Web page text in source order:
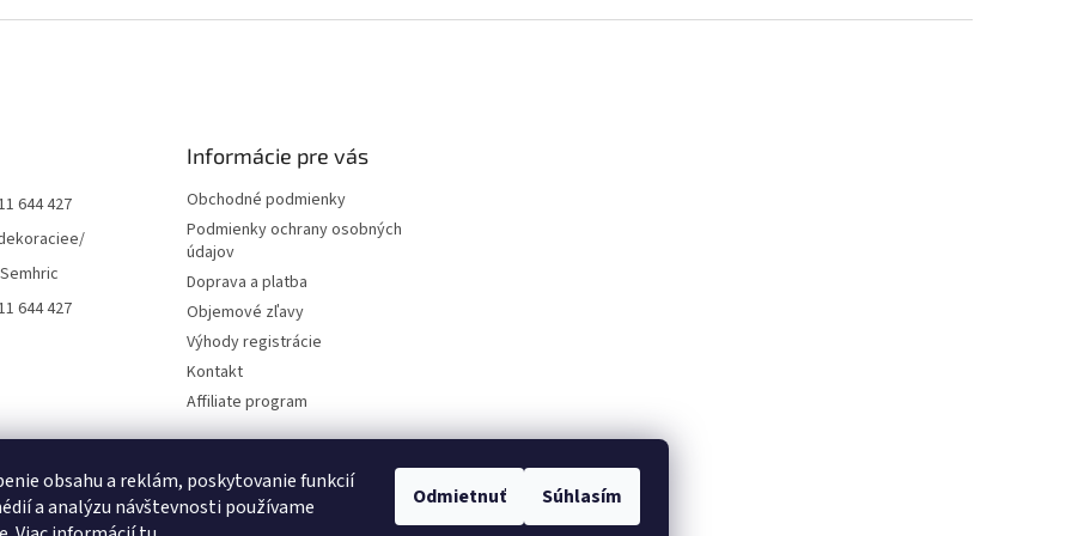
obsahu a reklám, poskytovanie funkcií
a analýzu návštevnosti používame
Odmietnuť Súhlasím
644 427
644 427
Informácie pre vás
Obchodné podmienky
Podmienky ochrany osobných
údajov
Doprava a platba
Objemové zľavy
Výhody registrácie
Kontakt
Affiliate program